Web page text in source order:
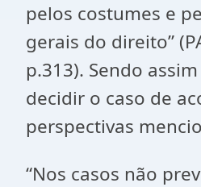
pelos costumes e
gerais do direito”
p.313). Sendo
decidir o caso de
perspectivas
“Nos casos não